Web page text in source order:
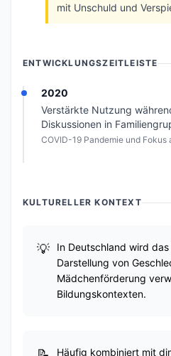
mit Unschuld und
ENTWICKLUNGSZEITLEISTE
2020
Verstärkte Nutzung
Diskussionen in
COVID-19 Pandemie und
KULTURELLER KONTEXT
In Deutschland wird
Darstellung von
Mädchenförderung
Bildungskontexten.
Häufig kombiniert mit